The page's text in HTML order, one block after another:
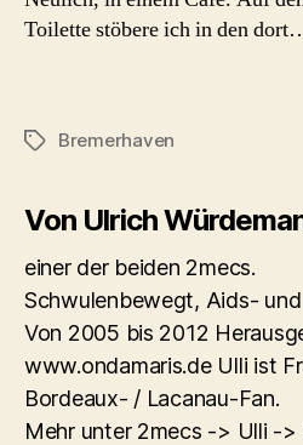
Toilette stöbere ich in den
Schlagwörter
Bremerhaven
Von Ulrich
einer der beiden 2mecs.
Schwulenbewegt, Aids-
Von 2005 bis 2012
www.ondamaris.de Ulli ist
Bordeaux- / Lacanau-Fan.
Mehr unter 2mecs -> Ulli ->